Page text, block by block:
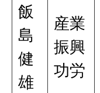
飯
島
健
雄
産業
振興
功労